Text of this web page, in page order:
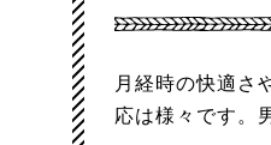
月経時の快適さ
応は様々です。